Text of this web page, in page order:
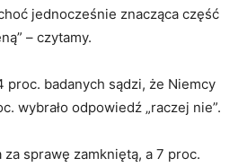
jednocześnie znacząca część
– czytamy.
badanych sądzi, że Niemcy
wybrało odpowiedź „raczej nie”.
sprawę zamkniętą, a 7 proc.